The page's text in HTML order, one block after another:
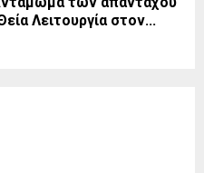
Λειτουργία στον...